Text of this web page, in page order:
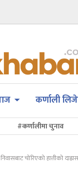
कर्णाली
#कर्णालीमा चुनाव
चोरिएको हात्तीको